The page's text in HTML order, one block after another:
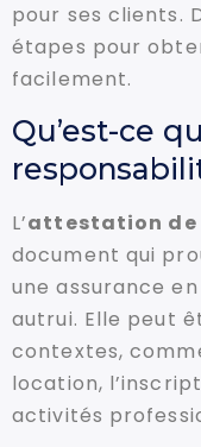
pour ses clients.
étapes pour
facilement.
Qu’est-ce
L’attestation de
document qui
une assurance
autrui. Elle peut
contextes,
location,
activités